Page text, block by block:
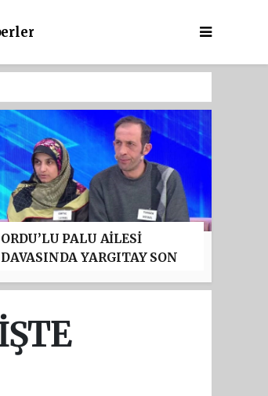
ORDU’LU PALU AİLESİ
DAVASINDA YARGITAY SON
USTAEL’İN MÜEBBET HAPİS
CEZASI ONANDI